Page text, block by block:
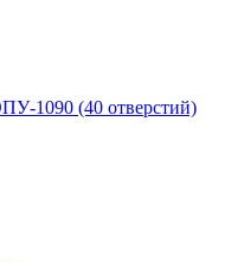
1090 (40 отверстий)